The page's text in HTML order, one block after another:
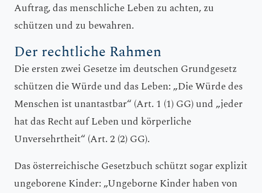
Auftrag, das menschliche Leben zu achten, zu
schützen und zu bewahren.
Der rechtliche Rahmen
Die ersten zwei Gesetze im deutschen Grundgesetz
schützen die Würde und das Leben: „Die Würde des
Menschen ist unantastbar“ (Art. 1 (1) GG) und „jeder
hat das Recht auf Leben und körperliche
Unversehrtheit“ (Art. 2 (2) GG).
Das österreichische Gesetzbuch schützt sogar explizit
ungeborene Kinder: „Ungeborne Kinder haben von